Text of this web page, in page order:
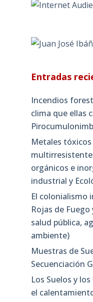
Entradas
Incendios
clima que ellas
Metales
orgánicos e
industrial y
El colonialismo
Rojas de
salud pública,
ambiente)
Muestras de
Secuenciación
Los Suelos y
el